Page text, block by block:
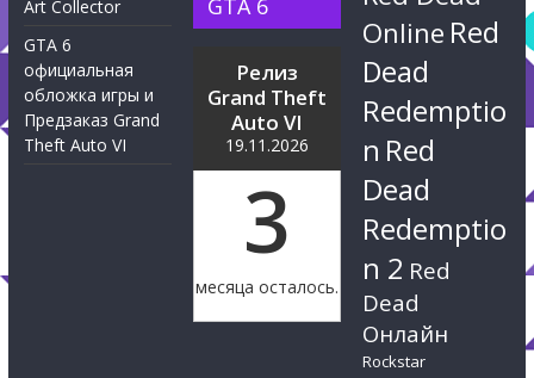
Art Collector
GTA 6
официальная
обложка игры и
Предзаказ Grand
Theft Auto VI
GTA 6
Релиз
Grand Theft
Auto VI
19.11.2026
3
месяца осталось.
Online Red
Dead
Redemptio
n Red
Dead
Redemptio
n 2 Red
Dead
Онлайн
Rockstar